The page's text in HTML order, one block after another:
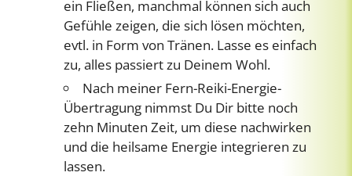
ein Fließen, manchmal können sich auch
Gefühle zeigen, die sich lösen möchten,
evtl. in Form von Tränen. Lasse es einfach
zu, alles passiert zu Deinem Wohl.
Nach meiner Fern-Reiki-Energie-
Übertragung nimmst Du Dir bitte noch
zehn Minuten Zeit, um diese nachwirken
und die heilsame Energie integrieren zu
lassen.